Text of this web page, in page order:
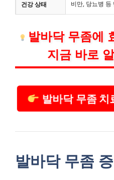
건강 상태 비만, 당뇨병 등
발바닥 무좀에
지금 바로
발바닥 무좀 치
발바닥 무좀